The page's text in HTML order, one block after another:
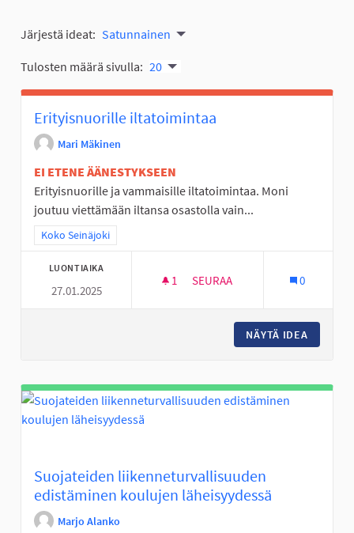
Järjestä ideat: Satunnainen
Tulosten määrä sivulla: 20
Erityisnuorille iltatoimintaa
Mari Mäkinen
EI ETENE ÄÄNESTYKSEEN
Erityisnuorille ja vammaisille iltatoimintaa. Moni
joutuu viettämään iltansa osastolla vain...
Rajaa tulokset teeman mukaan: Koko Seinäjoki
Koko Seinäjoki
LUONTIAIKA
27.01.2025
1 1 SEURAAJA
SEURAA 0
NÄYTÄ IDEA
Suojateiden liikenneturvallisuuden
edistäminen koulujen läheisyydessä
Marjo Alanko